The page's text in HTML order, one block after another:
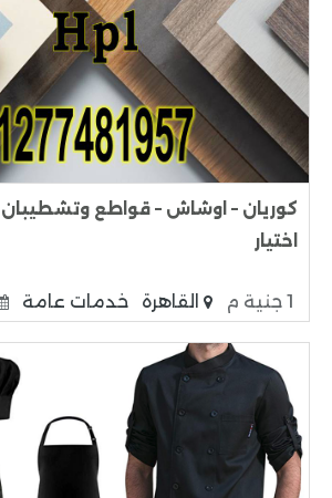
كوريان – اوشاش – قواطع وتشطيبان
اختيار
1 جنية م القاهرة خدمات عامة